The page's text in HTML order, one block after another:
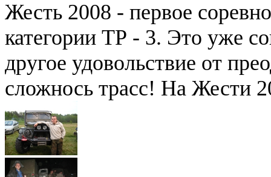
Жесть 2008 - первое
категории ТР - 3. Это уже
другое удовольствие от
сложнось трасс! На Жести